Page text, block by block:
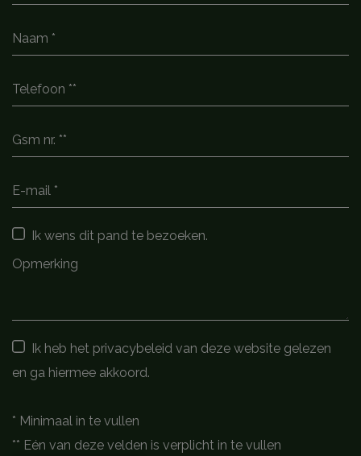
Ik wens dit pand te bezoeken.
Ik heb het privacybeleid van deze website gelezen
en ga hiermee akkoord.
* Minimaal in te vullen
** Eén van deze velden is verplicht in te vullen